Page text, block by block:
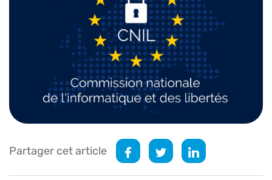
Partager cet article